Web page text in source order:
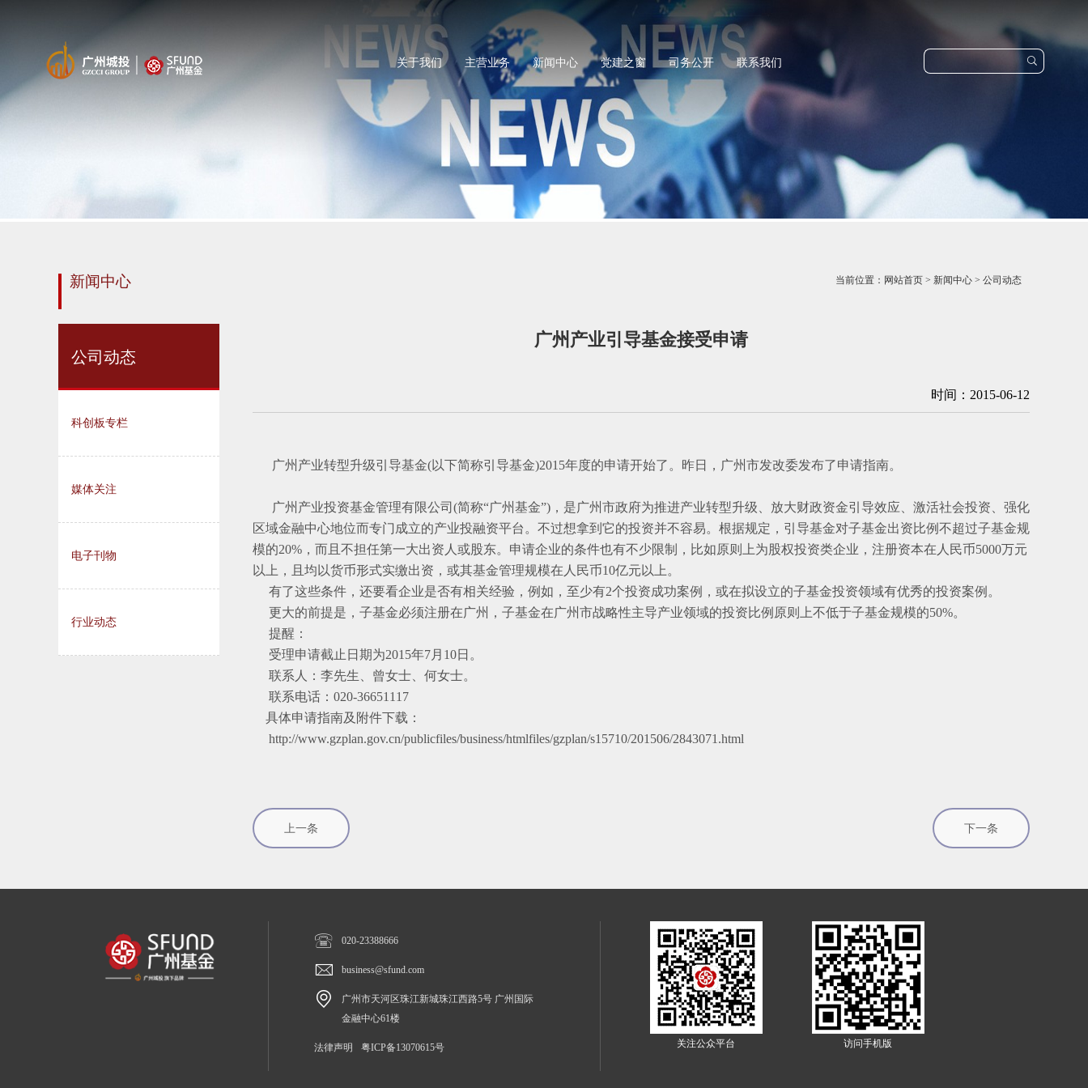
关于我们 主营业务 新闻中心 党建之窗 司务公开 联系我们 
新闻中心
公司动态
科创板专栏
媒体关注
电子刊物
行业动态
当前位置： 网站首页 > 新闻中心 > 公司动态
广州产业引导基金接受申请
时间：2015-06-12
广州产业转型升级引导基金(以下简称引导基金)2015年度的申请开始了。昨日，广州市发改委发布了申请指南。
广州产业投资基金管理有限公司(简称“广州基金”)，是广州市政府为推进产业转型升级、放大财政资金引导效应、激活社会投资、强化
区域金融中心地位而专门成立的产业投融资平台。不过想拿到它的投资并不容易。根据规定，引导基金对子基金出资比例不超过子基金规
模的20%，而且不担任第一大出资人或股东。申请企业的条件也有不少限制，比如原则上为股权投资类企业，注册资本在人民币5000万元
以上，且均以货币形式实缴出资，或其基金管理规模在人民币10亿元以上。
有了这些条件，还要看企业是否有相关经验，例如，至少有2个投资成功案例，或在拟设立的子基金投资领域有优秀的投资案例。
更大的前提是，子基金必须注册在广州，子基金在广州市战略性主导产业领域的投资比例原则上不低于子基金规模的50%。
提醒：
受理申请截止日期为2015年7月10日。
联系人：李先生、曾女士、何女士。
联系电话：020-36651117
具体申请指南及附件下载：
http://www.gzplan.gov.cn/publicfiles/business/htmlfiles/gzplan/s15710/201506/2843071.html
上一条 下一条
 020-23388666
 business@sfund.com

广州市天河区珠江新城珠江西路5号 广州国际
金融中心61楼
法律声明 粤ICP备13070615号 关注公众平台 访问手机版